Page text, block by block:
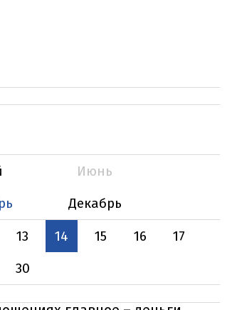
Июнь
Декабрь
13 14 15 16
17
30